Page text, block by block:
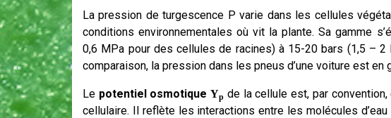
La pression de turgescence P varie dans les cellules
conditions environnementales où vit la plante. Sa gamme
0,6 MPa pour des cellules de racines) à 15-20 bars (1,5 –
comparaison, la pression dans les pneus d’une voiture est en
Le potentiel osmotiqueYp de la cellule est, par
cellulaire. Il reflète les interactions entre les molécules